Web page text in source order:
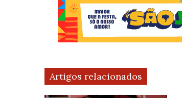
Artigos relacionados